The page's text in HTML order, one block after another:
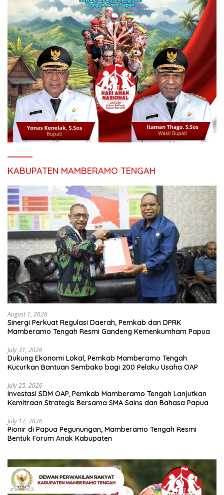
KABUPATEN MAMBERAMO TENGAH
August 1, 2026
Sinergi Perkuat Regulasi Daerah, Pemkab dan DPRK
Mamberamo Tengah Resmi Gandeng Kemenkumham Papua
July 31, 2026
Dukung Ekonomi Lokal, Pemkab Mamberamo Tengah
Kucurkan Bantuan Sembako bagi 200 Pelaku Usaha OAP
July 25, 2026
Investasi SDM OAP, Pemkab Mamberamo Tengah Lanjutkan
Kemitraan Strategis Bersama SMA Sains dan Bahasa Papua
July 17, 2026
Pionir di Papua Pegunungan, Mamberamo Tengah Resmi
Bentuk Forum Anak Kabupaten